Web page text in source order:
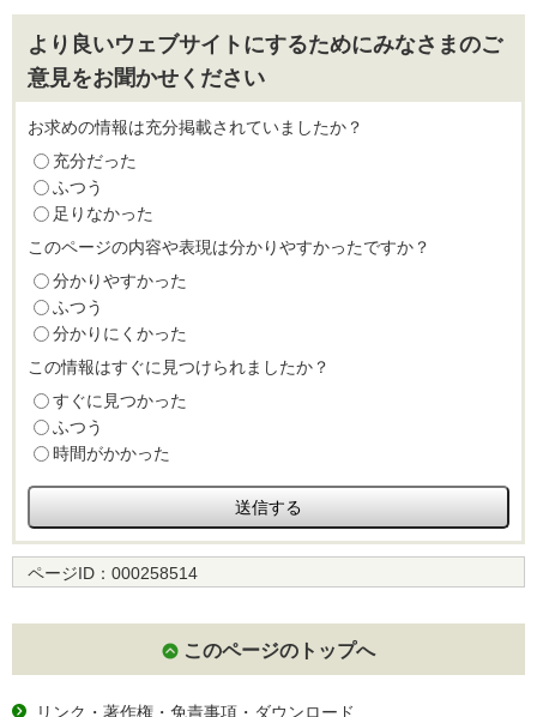
より良いウェブサイトにするためにみなさまのご
意見をお聞かせください
お求めの情報は充分掲載されていましたか？
充分だった
ふつう
足りなかった
このページの内容や表現は分かりやすかったですか？
分かりやすかった
ふつう
分かりにくかった
この情報はすぐに見つけられましたか？
すぐに見つかった
ふつう
時間がかかった
ページID： 000258514
このページのトップへ
リンク・著作権・免責事項・ダウンロード